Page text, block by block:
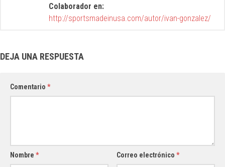
Colaborador en:
http://sportsmadeinusa.com/autor/ivan-gonzalez/
DEJA UNA RESPUESTA
Comentario *
Nombre * Correo electrónico*